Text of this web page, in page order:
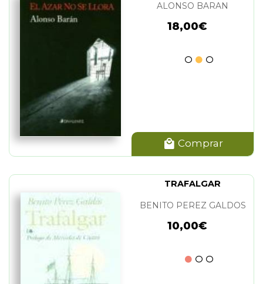
ALONSO BARAN
18,00€
Comprar
TRAFALGAR
BENITO PEREZ GALDOS
10,00€